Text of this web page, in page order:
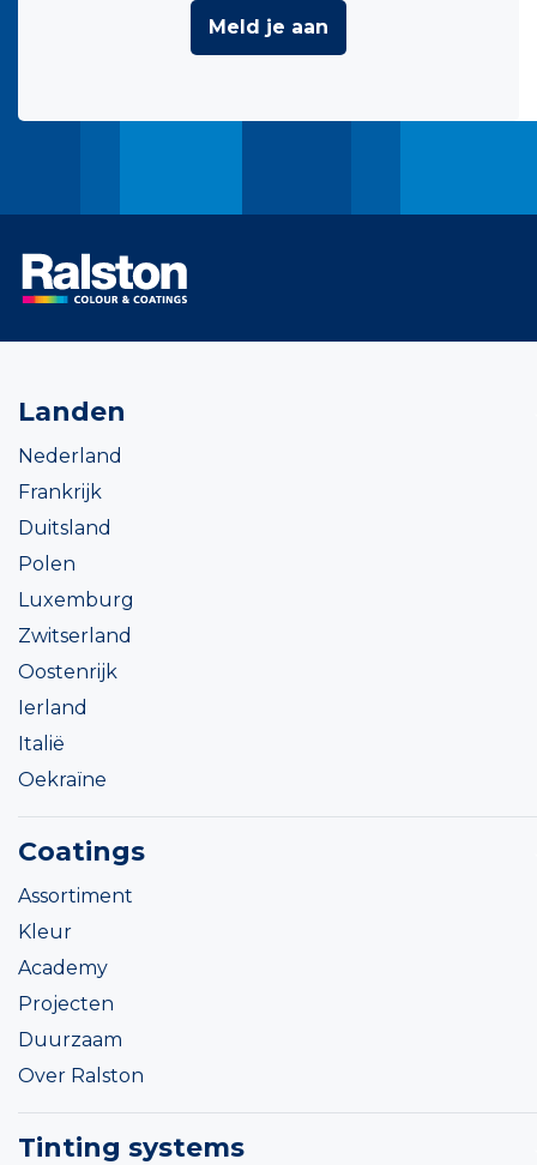
Meld je aan
Landen
Nederland
Frankrijk
Duitsland
Polen
Luxemburg
Zwitserland
Oostenrijk
Ierland
Italië
Oekraïne
Coatings
Assortiment
Kleur
Academy
Projecten
Duurzaam
Over Ralston
Tinting systems